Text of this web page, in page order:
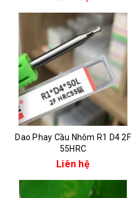
Dao Phay Cầu Nhôm R1 D4 2F
55HRC
Liên hệ